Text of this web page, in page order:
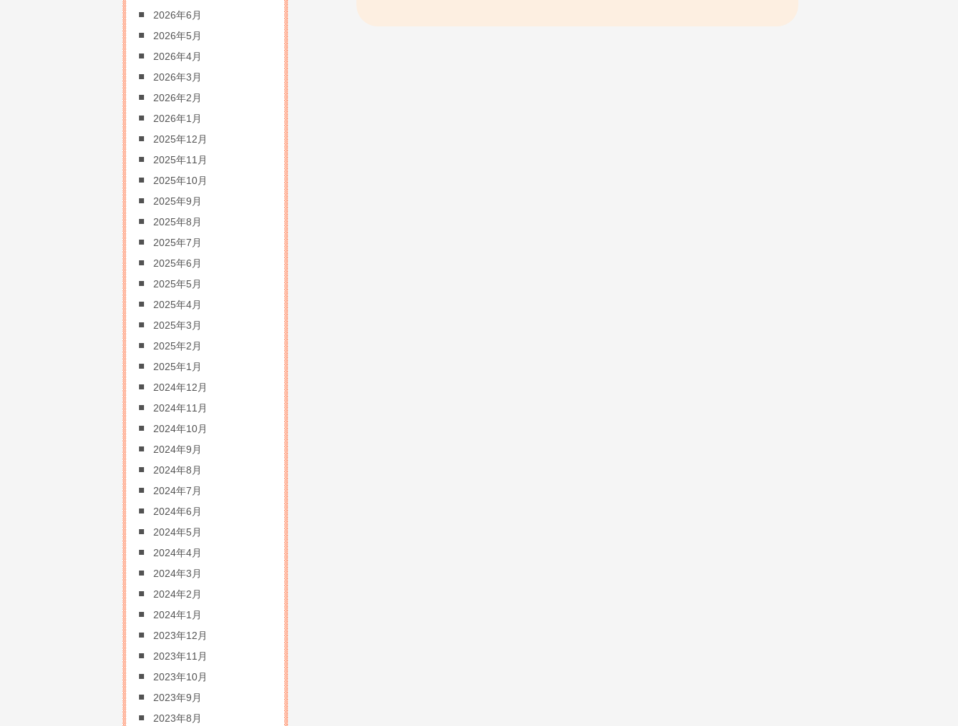
2026年6月
2026年5月
2026年4月
2026年3月
2026年2月
2026年1月
2025年12月
2025年11月
2025年10月
2025年9月
2025年8月
2025年7月
2025年6月
2025年5月
2025年4月
2025年3月
2025年2月
2025年1月
2024年12月
2024年11月
2024年10月
2024年9月
2024年8月
2024年7月
2024年6月
2024年5月
2024年4月
2024年3月
2024年2月
2024年1月
2023年12月
2023年11月
2023年10月
2023年9月
2023年8月